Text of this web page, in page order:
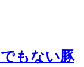
もない豚